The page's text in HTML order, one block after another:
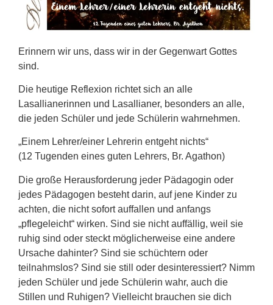
Erinnern wir uns, dass wir in der Gegenwart Gottes
sind.
Die heutige Reflexion richtet sich an alle
Lasallianerinnen und Lasallianer, besonders an alle,
die jeden Schüler und jede Schülerin wahrnehmen.
„Einem Lehrer/einer Lehrerin entgeht nichts“
(12 Tugenden eines guten Lehrers, Br. Agathon)
Die große Herausforderung jeder Pädagogin oder
jedes Pädagogen besteht darin, auf jene Kinder zu
achten, die nicht sofort auffallen und anfangs
„pflegeleicht“ wirken. Sind sie nicht auffällig, weil sie
ruhig sind oder steckt möglicherweise eine andere
Ursache dahinter? Sind sie schüchtern oder
teilnahmslos? Sind sie still oder desinteressiert? Nimm
jeden Schüler und jede Schülerin wahr, auch die
Stillen und Ruhigen? Vielleicht brauchen sie dich